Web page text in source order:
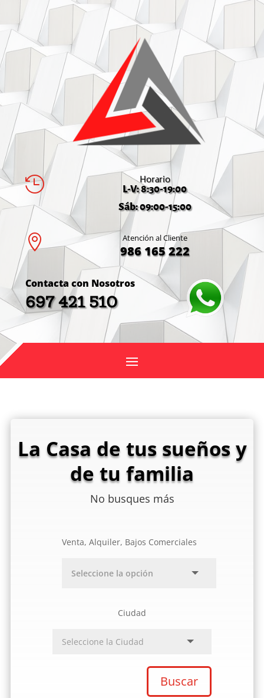
 Horario
L-V: 8:30-19:00
Sáb: 09:00-15:00
 Atención al Cliente
986 165 222
Contacta con Nosotros
697 421 510
La Casa de tus sueños y
de tu familia
No busques más
Venta, Alquiler, Bajos Comerciales
Ciudad
Buscar